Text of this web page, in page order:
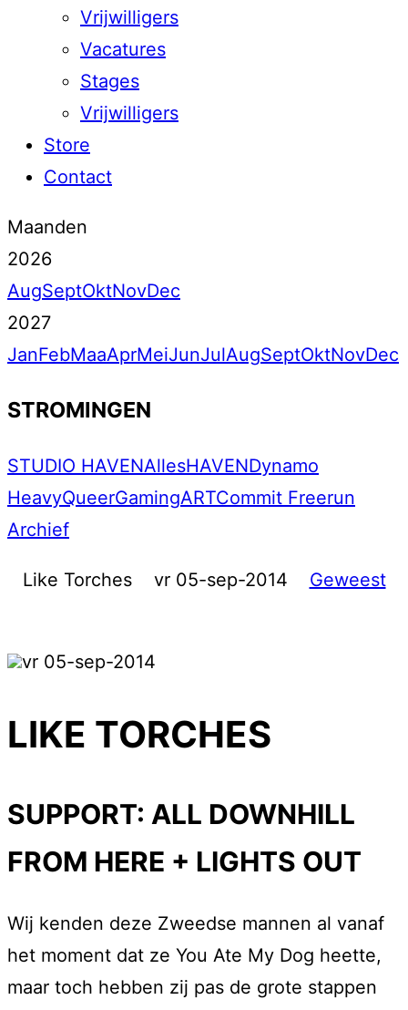
Vrijwilligers
Vacatures
Stages
Vrijwilligers
Store
Contact
Maanden
2026
AugSeptOktNovDec
2027
JanFebMaaAprMeiJunJulAugSeptOktNovDec
STROMINGEN
STUDIO HAVENAllesHAVENDynamo
HeavyQueerGamingARTCommit Freerun
Archief
Like Torches vr 05-sep-2014 Geweest
vr 05-sep-2014
LIKE TORCHES
SUPPORT: ALL DOWNHILL
FROM HERE + LIGHTS OUT
Wij kenden deze Zweedse mannen al vanaf
het moment dat ze You Ate My Dog heette,
maar toch hebben zij pas de grote stappen